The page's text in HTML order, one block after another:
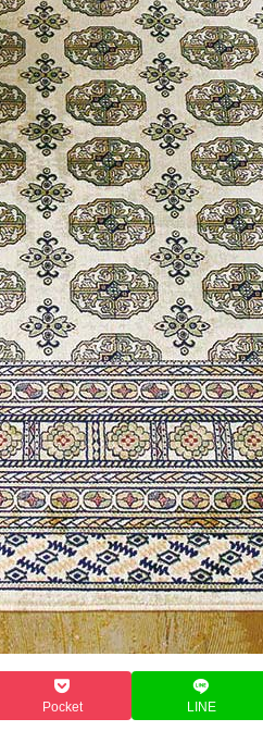
Pocket LINE